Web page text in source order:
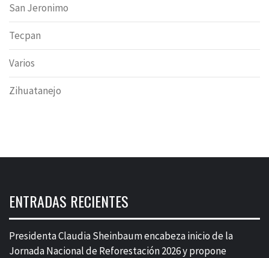
San Jeronimo
Tecpan
Varios
Zihuatanejo
ENTRADAS RECIENTES
Presidenta Claudia Sheinbaum encabeza inicio de la
Jornada Nacional de Reforestación 2026 y propone